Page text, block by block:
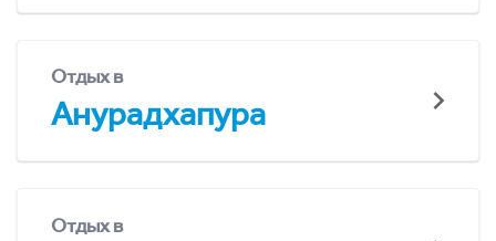
Отдых в
Анурадхапура
Отдых в